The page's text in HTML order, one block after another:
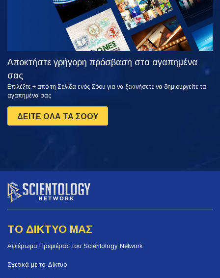
Αποκτήστε γρήγορη πρόσβαση στα αγαπημένα
σας
Επιλέξτε + από τη Σελίδα ενός Σόου για να ξεκινήσετε να δημιουργείτε τα
αγαπημένα σας
ΔΕΙΤΕ ΟΛΑ ΤΑ ΣΟΟΥ
ΤΟ ΔΙΚΤΥΟ ΜΑΣ
Αφιέρωμα Πρεμιέρας του Scientology Network
Σχετικά με το Δίκτυο